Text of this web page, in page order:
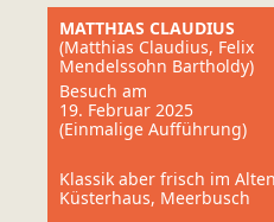
MATTHIAS CLAUDIUS
(Matthias Claudius, Felix
Mendelssohn Bartholdy)
Besuch am
19. Februar 2025
(Einmalige Aufführung)
Klassik aber frisch im Alten
Küsterhaus, Meerbusch